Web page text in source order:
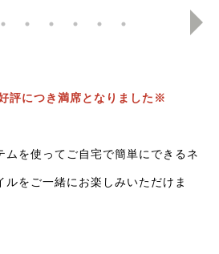
評につき満席となりました※
ムを使ってご自宅で簡単にできるネ
ルをご一緒にお楽しみいただけま